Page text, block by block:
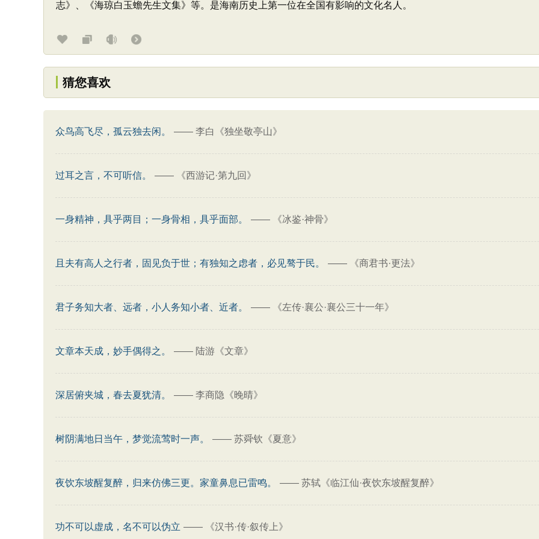
志》、《海琼白玉蟾先生文集》等。是海南历史上第一位在全国有影响的文化名人。
猜您喜欢
众鸟高飞尽，孤云独去闲。 —— 李白《独坐敬亭山》
过耳之言，不可听信。 —— 《西游记·第九回》
一身精神，具乎两目；一身骨相，具乎面部。 —— 《冰鉴·神骨》
且夫有高人之行者，固见负于世；有独知之虑者，必见骜于民。 —— 《商君书·更法》
君子务知大者、远者，小人务知小者、近者。 —— 《左传·襄公·襄公三十一年》
文章本天成，妙手偶得之。 —— 陆游《文章》
深居俯夹城，春去夏犹清。 —— 李商隐《晚晴》
树阴满地日当午，梦觉流莺时一声。 —— 苏舜钦《夏意》
夜饮东坡醒复醉，归来仿佛三更。家童鼻息已雷鸣。 —— 苏轼《临江仙·夜饮东坡醒复醉》
功不可以虚成，名不可以伪立 —— 《汉书·传·叙传上》